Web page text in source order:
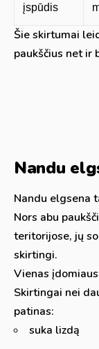
įspūdis
Šie skirtumai
paukščius net ir
Nandu
Nandu elgsena
Nors abu
teritorijose, jų
skirtingi.
Vienas
Skirtingai nei
patinas:
suka lizdą